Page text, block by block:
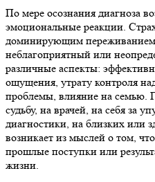
По мере осознания диагноза
эмоциональные реакции.
доминирующим
неблагоприятный или
различные аспекты:
ощущения, утрату контроля
проблемы, влияние на семью.
судьбу, на врачей, на себя за
диагностики, на близких или
возникает из мыслей о том,
прошлые поступки или
жизни.